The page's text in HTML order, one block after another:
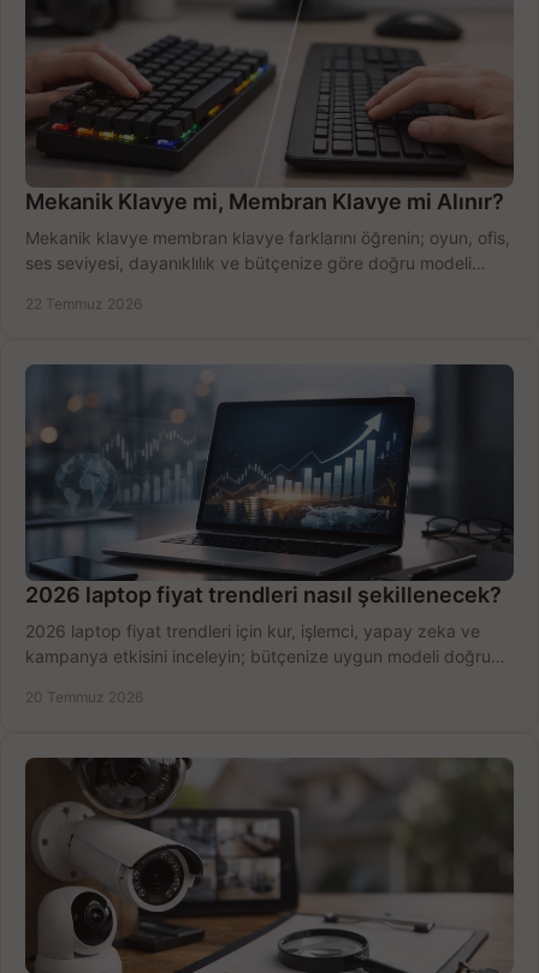
Mekanik Klavye mi, Membran Klavye mi Alınır?
Mekanik klavye membran klavye farklarını öğrenin; oyun, ofis,
ses seviyesi, dayanıklılık ve bütçenize göre doğru modeli
22 Temmuz 2026
2026 laptop fiyat trendleri nasıl şekillenecek?
2026 laptop fiyat trendleri için kur, işlemci, yapay zeka ve
kampanya etkisini inceleyin; bütçenize uygun modeli doğru
20 Temmuz 2026